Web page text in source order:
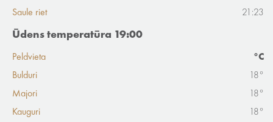
Saule riet
21:23
Ūdens temperatūra 19:00
Peldvieta
°C
Bulduri
18°
Majori
18°
Kauguri
18°